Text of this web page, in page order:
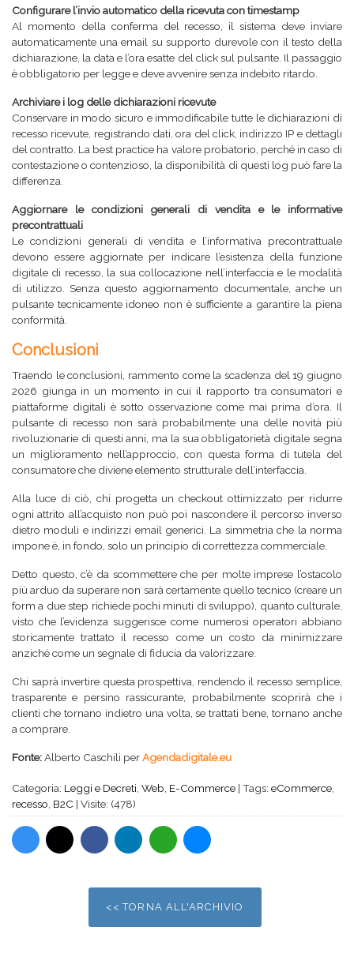
Configurare l’invio automatico della ricevuta con timestamp
Al momento della conferma del recesso, il sistema deve inviare
automaticamente una email su supporto durevole con il testo della
dichiarazione, la data e l’ora esatte del click sul pulsante. Il passaggio
è obbligatorio per legge e deve avvenire senza indebito ritardo.
Archiviare i log delle dichiarazioni ricevute
Conservare in modo sicuro e immodificabile tutte le dichiarazioni di
recesso ricevute, registrando dati, ora del click, indirizzo IP e dettagli
del contratto. La best practice ha valore probatorio, perché in caso di
contestazione o contenzioso, la disponibilità di questi log può fare la
differenza.
Aggiornare le condizioni generali di vendita e le informative
precontrattuali
Le condizioni generali di vendita e l’informativa precontrattuale
devono essere aggiornate per indicare l’esistenza della funzione
digitale di recesso, la sua collocazione nell’interfaccia e le modalità
di utilizzo. Senza questo aggiornamento documentale, anche un
pulsante tecnicamente idoneo non è sufficiente a garantire la piena
conformità.
Conclusioni
Traendo le conclusioni, rammento come la scadenza del 19 giugno
2026 giunga in un momento in cui il rapporto tra consumatori e
piattaforme digitali è sotto osservazione come mai prima d’ora. Il
pulsante di recesso non sarà probabilmente una delle novità più
rivoluzionarie di questi anni, ma la sua obbligatorietà digitale segna
un miglioramento nell’approccio, con questa forma di tutela del
consumatore che diviene elemento strutturale dell’interfaccia.
Alla luce di ciò, chi progetta un checkout ottimizzato per ridurre
ogni attrito all’acquisto non può poi nascondere il percorso inverso
dietro moduli e indirizzi email generici. La simmetria che la norma
impone è, in fondo, solo un principio di correttezza commerciale.
Detto questo, c’è da scommettere che per molte imprese l’ostacolo
più arduo da superare non sarà certamente quello tecnico (creare un
form a due step richiede pochi minuti di sviluppo), quanto culturale,
visto che l’evidenza suggerisce come numerosi operatori abbiano
storicamente trattato il recesso come un costo da minimizzare
anziché come un segnale di fiducia da valorizzare.
Chi saprà invertire questa prospettiva, rendendo il recesso semplice,
trasparente e persino rassicurante, probabilmente scoprirà che i
clienti che tornano indietro una volta, se trattati bene, tornano anche
a comprare.
Fonte:Alberto Caschili perAgendadigitale.eu
Categoria: Leggi e Decreti Web E-Commerce | Tags: eCommerce
recesso B2C | Visite: (478)
<< TORNA ALL'ARCHIVIO